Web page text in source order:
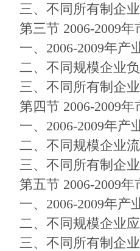
三、不同所有制企业
第三节 2006-2009年
一、2006-2009年产
二、不同规模企业负
三、不同所有制企业
第四节 2006-2009年
一、2006-2009年产
二、不同规模企业流
三、不同所有制企业
第五节 2006-2009年
一、2006-2009年产
二、不同规模企业应
三、不同所有制企业